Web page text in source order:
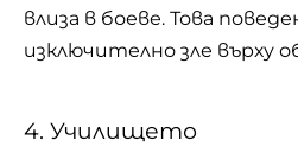
влиза в боеве. Това
изключително зле върху
4. Училището